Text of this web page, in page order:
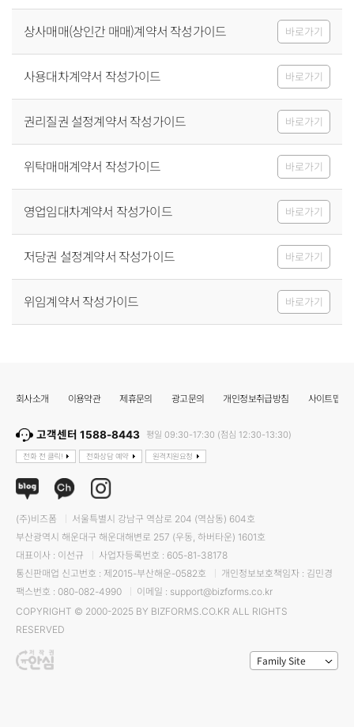
상사매매(상인간 매매)계약서 작성가이드 바로가기
사용대차계약서 작성가이드 바로가기
권리질권 설정계약서 작성가이드 바로가기
위탁매매계약서 작성가이드 바로가기
영업임대차계약서 작성가이드 바로가기
저당권 설정계약서 작성가이드 바로가기
위임계약서 작성가이드 바로가기
회사소개 이용약관 제휴문의 광고문의 개인정보취급방침 사이트맵
고객센터 1588-8443 평일 09:30-17:30 (점심 12:30-13:30)
전화 전 클릭! 전화상담 예약 원격지원요청
(주)비즈폼
서울특별시 강남구 역삼로 204 (역삼동) 604호
부산광역시 해운대구 해운대해변로 257 (우동, 하버타운) 1601호
대표이사 : 이선규
사업자등록번호 : 605-81-38178
통신판매업 신고번호 : 제2015-부산해운-0582호
개인정보보호책임자 : 김민경
팩스번호 : 080-082-4990
이메일 : support@bizforms.co.kr
COPYRIGHT © 2000-2025 BY BIZFORMS.CO.KR ALL RIGHTS
RESERVED
Family Site